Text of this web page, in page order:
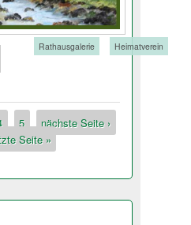
Rathausgalerie Heimatverein
5
nächste Seite ›
Seite »